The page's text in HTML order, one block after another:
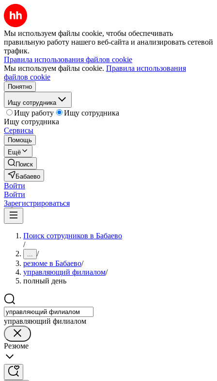
Мы используем файлы cookie, чтобы обеспечивать
правильную работу нашего веб-сайта и анализировать сетевой
трафик.
Правила использования файлов cookie
Мы используем файлы cookie. Правила использования
файлов cookie
Понятно
Ищу сотрудника
Ищу работу
Ищу сотрудника
Ищу сотрудника
Сервисы
Помощь
Ещё
Поиск
Бабаево
Войти
Войти
Зарегистрироваться
Поиск сотрудников в Бабаево
/
... /
резюме в Бабаево/
управляющий филиалом/
полный день
управляющий филиалом
Резюме